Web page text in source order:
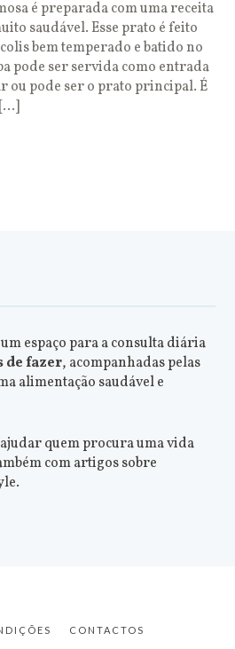
é preparada com uma receita
saudável. Esse prato é feito
bem temperado e batido no
pode ser servida como entrada
ou pode ser o prato principal. É
espaço para a consulta diária
de fazer, acompanhadas pelas
alimentação saudável e
quem procura uma vida
com artigos sobre
CONTACTOS